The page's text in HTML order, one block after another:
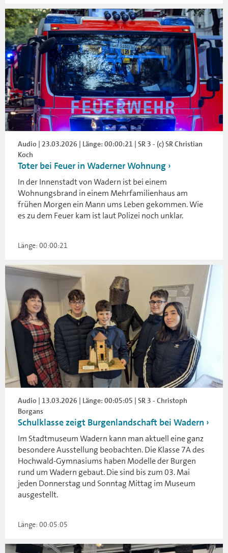
Audio | 23.03.2026 | Länge: 00:00:21 | SR 3 - (c) SR Christian
Koch
Toter bei Feuer in Waderner Wohnung
In der Innenstadt von Wadern ist bei einem
Wohnungsbrand in einem Mehrfamilienhaus am
frühen Morgen ein Mann ums Leben gekommen. Wie
es zu dem Feuer kam ist laut Polizei noch unklar.
Länge: 00:00:21
Audio | 13.03.2026 | Länge: 00:05:05 | SR 3 - Christoph
Borgans
Schulklasse zeigt Burgenlandschaft bei Wadern
Im Stadtmuseum Wadern kann man aktuell eine ganz
besondere Ausstellung beobachten. Die Klasse 7A des
Hochwald-Gymnasiums haben Modelle der Burgen
rund um Wadern gebaut. Die sind bis zum 03. Mai
jeden Donnerstag und Sonntag Mittag im Museum
ausgestellt.
Länge: 00:05:05